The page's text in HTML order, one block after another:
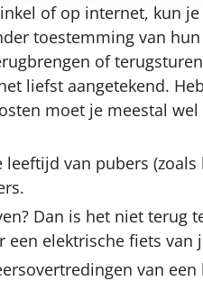
of op internet, kun
toestemming van
of
liefst aangetekend.
moet je meestal
van pubers (zoals
Dan is het niet terug
elektrische fiets van
van